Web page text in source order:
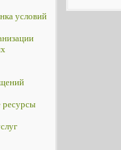
условий
ресурсы